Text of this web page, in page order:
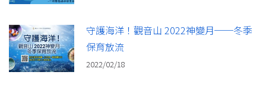
守護海洋！觀音山 2022神變月──冬季
保育放流
2022/02/18